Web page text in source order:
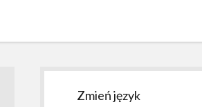
Sidebar
Zmień język